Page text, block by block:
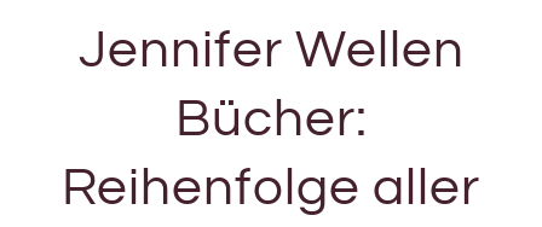
Jennifer Wellen
Bücher:
Reihenfolge aller